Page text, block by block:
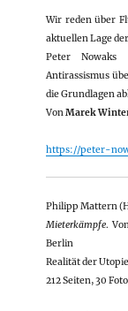
Wir reden über
aktuellen Lage
Peter Nowaks
Antirassismus
die Grundlagen
VonMarek
https://peter-
Philipp Mattern
Mieterkämpfe.
Berlin
Realität der
212 Seiten, 30